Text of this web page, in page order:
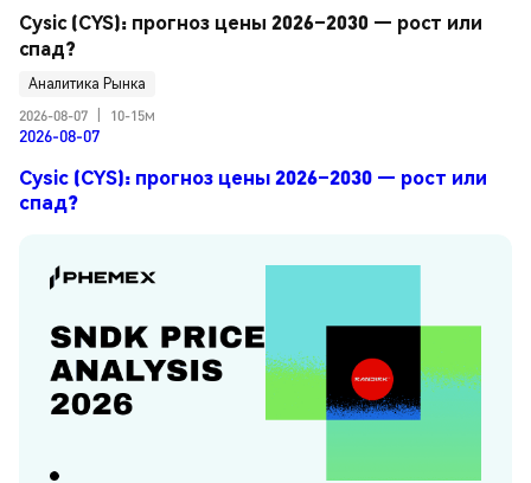
Cysic (CYS): прогноз цены 2026–2030 — рост или
спад?
Аналитика Рынка
2026-08-07
10-15м
2026-08-07
Cysic (CYS): прогноз цены 2026–2030 — рост или
спад?